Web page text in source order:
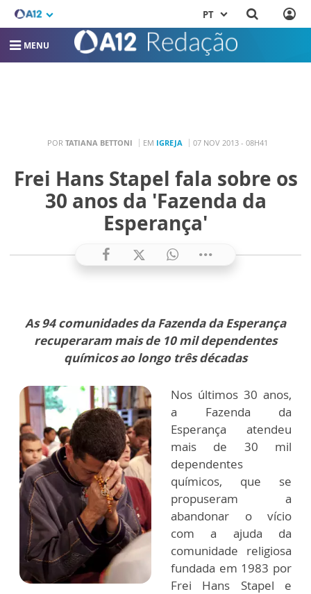
PT
MENU
POR TATIANA BETTONI EM IGREJA 07 NOV 2013 - 08H41
Frei Hans Stapel fala sobre os
30 anos da 'Fazenda da
Esperança'
As 94 comunidades da Fazenda da Esperança
recuperaram mais de 10 mil dependentes
químicos ao longo três décadas
Nos últimos 30 anos,
a Fazenda da
Esperança atendeu
mais de 30 mil
dependentes
químicos, que se
propuseram a
abandonar o vício
com a ajuda da
comunidade religiosa
fundada em 1983 por
Frei Hans Stapel e